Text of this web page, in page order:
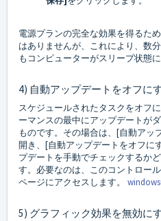
電源プランの完全な効果を得るた
はありませんが、これにより、数
もコンピューターがスリープ状態
4) 自動アップデートをオフに
スケジュールされたタスクをオフ
ーマンスの最中にアップデートが
ものです。その場合は、[自動アッ
開き、[自動アップデートをオフに
プデートを手動でチェックするか
す。必要なのは、このコントロー
ページにアクセスします。
5) グラフィック効果を無効に